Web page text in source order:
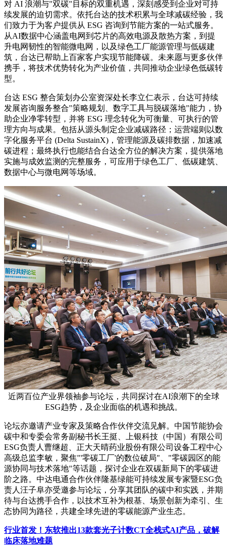
对 AI 浪潮与"双碳"目标的双重机遇，深刻感受到企业对可持
续发展的迫切需求。依托台达的技术积累与全球减碳经验，我
们致力于为客户提供从 ESG 咨询到节能方案的一站式服务。
从AI数据中心涵盖电网到芯片的高效电源及散热方案，到提
升电网韧性的智能微电网，以及绿色工厂能源管理与低碳建
筑，台达已帮助上百家客户实现节能降碳。未来愿与更多伙伴
携手，将技术优势转化为产业价值，共同推动企业绿色低碳转
型。
台达 ESG 整合策划办公室资深处长李立仁表示，台达可持续
发展咨询服务整合"策略规划、数字工具与脱碳落地"能力，协
助企业净零转型，并将 ESG 理念转化为可衡量、可执行的管
理方向与成果。包括从源头制定企业减碳路径；运营端则以数
字化服务平台 (Delta SustainX)，管理能源及碳排数据，加速减
碳进程；最终执行也能结合台达全方位的解决方案，提供落地
实施与成效监测的完整服务，可应用于绿色工厂、低碳建筑、
数据中心与微电网等场域。
近两百位产业界领袖参与论坛，共同探讨在AI浪潮下的全球
ESG趋势，及企业面临的机遇和挑战。
论坛亦邀请产业专家及策略合作伙伴交流见解。中国节能协会
碳中和专委会常务副秘书长王挺、上银科技（中国）有限公司
ESG负责人曹继超、正大天晴药业股份有限公司设备工程中心
高级总监李敏，聚焦"'零碳工厂'的数位破局"、"零碳园区的能
源协同与技术落地"等话题，探讨企业在双碳新局下的零碳进
阶之路。中达电通合作伙伴隆基绿能可持续发展专家暨ESG负
责人汪子阜亦受邀参与论坛，分享其团队的碳中和实践，并期
待与台达携手合作，以技术互补为根基、场景创新为牵引、生
态协同为路径，共建全球先进的零碳能源产业生态。
行业首发！东软推出13款套光子计数CT全栈式AI产品，破解
临床落地难题